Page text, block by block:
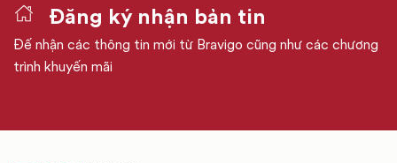
Đăng ký nhận bản tin
Đế nhận các thông tin mới từ Bravigo cũng như các chương
trình khuyến mãi